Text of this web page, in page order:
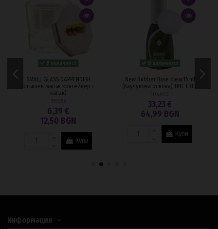
SMALL GLASS DAPPENDISH
(стъклен малък контейнер с
капак)
6,39 €
12,50 BGN
Купи
New Rubber Base clear15 ml
(Kаучукова основа) TPO-FREE
33,23 €
64,99 BGN
Купи
Информация